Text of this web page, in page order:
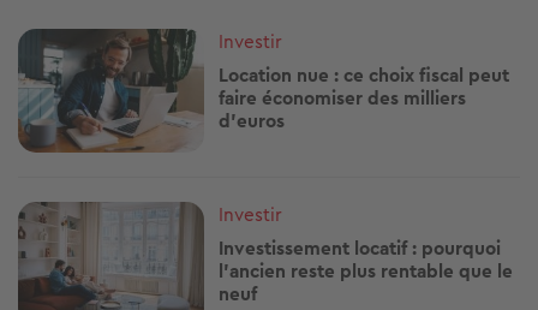
Image
Investir
Location nue : ce choix fiscal peut
faire économiser des milliers
d'euros
Image
Investir
Investissement locatif : pourquoi
l’ancien reste plus rentable que le
neuf